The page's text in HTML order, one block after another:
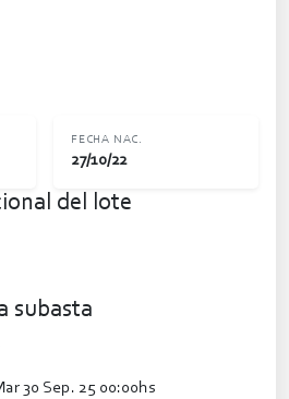
FECHA NAC.
27/10/22
del lote
subasta
30 Sep. 25 00:00hs